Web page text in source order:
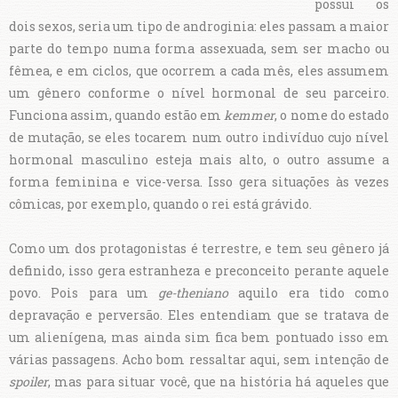
possui os
dois sexos, seria um tipo de androginia: eles passam a maior
parte do tempo numa forma assexuada, sem ser macho ou
fêmea, e em ciclos, que ocorrem a cada mês, eles assumem
um gênero conforme o nível hormonal de seu parceiro.
Funciona assim, quando estão emkemmer, o nome do estado
de mutação, se eles tocarem num outro indivíduo cujo nível
hormonal masculino esteja mais alto, o outro assume a
forma feminina e vice-versa. Isso gera situações às vezes
cômicas, por exemplo, quando o rei está grávido.
Como um dos protagonistas é terrestre, e tem seu gênero já
definido, isso gera estranheza e preconceito perante aquele
povo. Pois para um ge-thenianoaquilo era tido como
depravação e perversão. Eles entendiam que se tratava de
um alienígena, mas ainda sim fica bem pontuado isso em
várias passagens. Acho bom ressaltar aqui, sem intenção de
spoiler, mas para situar você, que na história há aqueles que